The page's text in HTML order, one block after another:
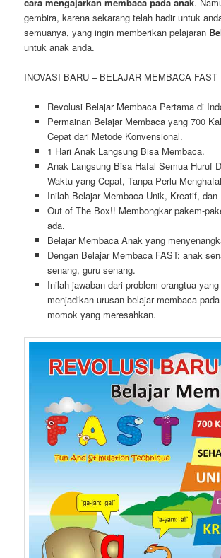
gembira, karena sekarang telah hadir untuk
semuanya, yang ingin memberikan pelajaran
untuk anak anda.
INOVASI BARU – BELAJAR MEMBACA FAST
Revolusi Belajar Membaca Pertama di
Permainan Belajar Membaca yang 700
Cepat dari Metode Konvensional.
1 Hari Anak Langsung Bisa Membaca.
Anak Langsung Bisa Hafal Semua Huruf
Waktu yang Cepat, Tanpa Perlu
Inilah Belajar Membaca Unik, Kreatif, dan
Out of The Box!! Membongkar pakem-
ada.
Belajar Membaca Anak yang
Dengan Belajar Membaca FAST: anak
senang, guru senang.
Inilah jawaban dari problem orangtua
menjadikan urusan belajar membaca
momok yang meresahkan.